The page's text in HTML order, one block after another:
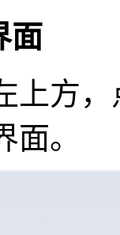
面
上方
。